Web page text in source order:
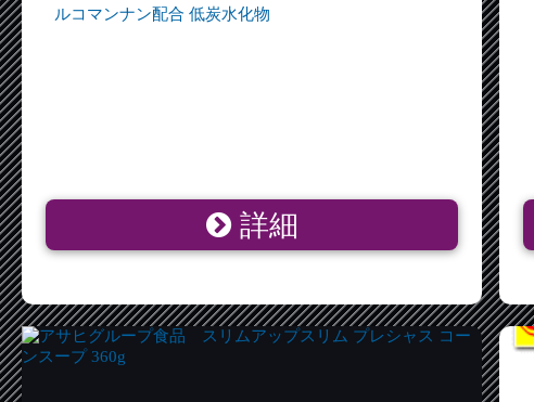
ルコマンナン配合 低炭水化物
詳細